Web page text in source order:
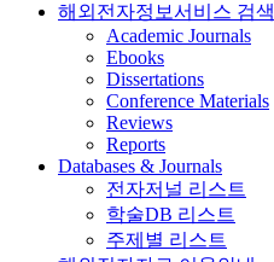
해외전자정보서비스 검색
Academic Journals
Ebooks
Dissertations
Conference Materials
Reviews
Reports
Databases & Journals
전자저널 리스트
학술DB 리스트
주제별 리스트